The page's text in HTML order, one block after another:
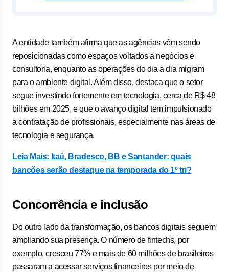
A entidade também afirma que as agências vêm sendo
reposicionadas como espaços voltados a negócios e
consultoria, enquanto as operações do dia a dia migram
para o ambiente digital. Além disso, destaca que o setor
segue investindo fortemente em tecnologia, cerca de R$ 48
bilhões em 2025, e que o avanço digital tem impulsionado
a contratação de profissionais, especialmente nas áreas de
tecnologia e segurança.
Leia Mais: Itaú, Bradesco, BB e Santander: quais
bancões serão destaque na temporada do 1º tri?
Concorrência e inclusão
Do outro lado da transformação, os bancos digitais seguem
ampliando sua presença. O número de fintechs, por
exemplo, cresceu 77% e mais de 60 milhões de brasileiros
passaram a acessar serviços financeiros por meio de